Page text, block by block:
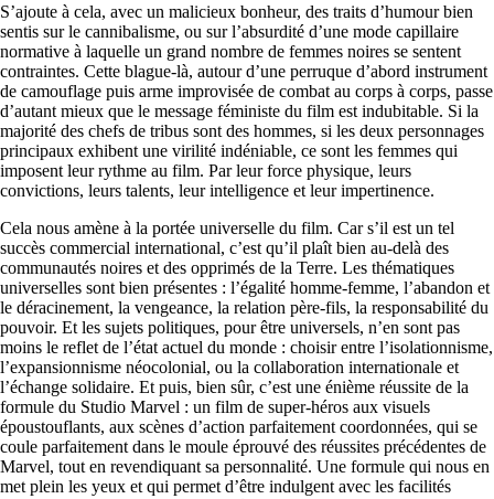
S’ajoute à cela, avec un malicieux bonheur, des traits d’humour bien
sentis sur le cannibalisme, ou sur l’absurdité d’une mode capillaire
normative à laquelle un grand nombre de femmes noires se sentent
contraintes. Cette blague-là, autour d’une perruque d’abord instrument
de camouflage puis arme improvisée de combat au corps à corps, passe
d’autant mieux que le message féministe du film est indubitable. Si la
majorité des chefs de tribus sont des hommes, si les deux personnages
principaux exhibent une virilité indéniable, ce sont les femmes qui
imposent leur rythme au film. Par leur force physique, leurs
convictions, leurs talents, leur intelligence et leur impertinence.
Cela nous amène à la portée universelle du film. Car s’il est un tel
succès commercial international, c’est qu’il plaît bien au-delà des
communautés noires et des opprimés de la Terre. Les thématiques
universelles sont bien présentes : l’égalité homme-femme, l’abandon et
le déracinement, la vengeance, la relation père-fils, la responsabilité du
pouvoir. Et les sujets politiques, pour être universels, n’en sont pas
moins le reflet de l’état actuel du monde : choisir entre l’isolationnisme,
l’expansionnisme néocolonial, ou la collaboration internationale et
l’échange solidaire. Et puis, bien sûr, c’est une énième réussite de la
formule du Studio Marvel : un film de super-héros aux visuels
époustouflants, aux scènes d’action parfaitement coordonnées, qui se
coule parfaitement dans le moule éprouvé des réussites précédentes de
Marvel, tout en revendiquant sa personnalité. Une formule qui nous en
met plein les yeux et qui permet d’être indulgent avec les facilités